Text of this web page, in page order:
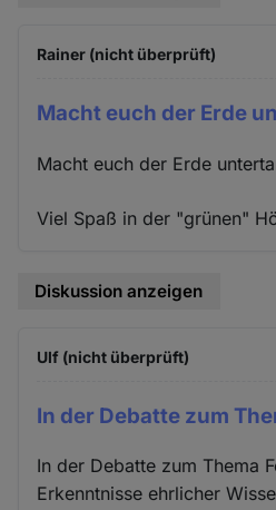
Rainer (nicht überprüft)
Macht euch der Erde
Macht euch der Erde
Viel Spaß in der "grünen"
Diskussion anzeigen
Ulf (nicht überprüft)
In der Debatte zum
In der Debatte zum Thema
Erkenntnisse ehrlicher